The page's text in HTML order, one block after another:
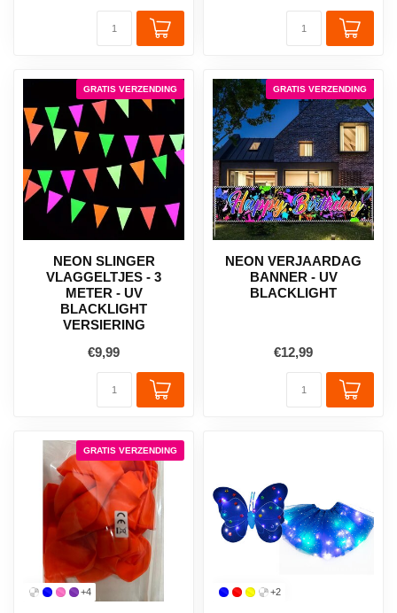
GRATIS VERZENDING
NEON SLINGER
VLAGGELTJES - 3
METER - UV
BLACKLIGHT
VERSIERING
€9,99
GRATIS VERZENDING
NEON VERJAARDAG
BANNER - UV
BLACKLIGHT
€12,99
GRATIS VERZENDING
+4 +2